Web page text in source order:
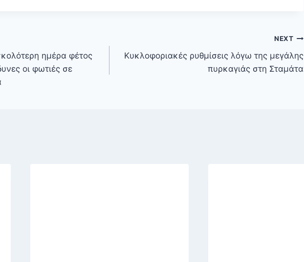
ημέρα φέτος
οι φωτιές σε
NEXT
Κυκλοφοριακές ρυθμίσεις λόγω της μεγάλης
πυρκαγιάς στη Σταμάτα